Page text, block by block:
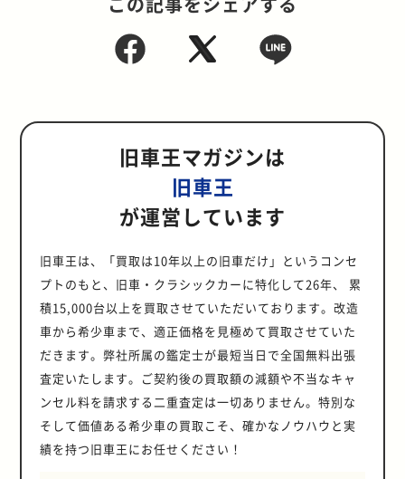
旧車王マガジンは
旧車王
が運営しています
旧車王は、「買取は10年以上の旧車だけ」というコンセ
プトのもと、旧車・クラシックカーに特化して26年、 累
積15,000台以上を買取させていただいております。改造
車から希少車まで、適正価格を見極めて買取させていた
だきます。弊社所属の鑑定士が最短当日で全国無料出張
査定いたします。ご契約後の買取額の減額や不当なキャ
ンセル料を請求する二重査定は一切ありません。特別な
そして価値ある希少車の買取こそ、確かなノウハウと実
績を持つ旧車王にお任せください！